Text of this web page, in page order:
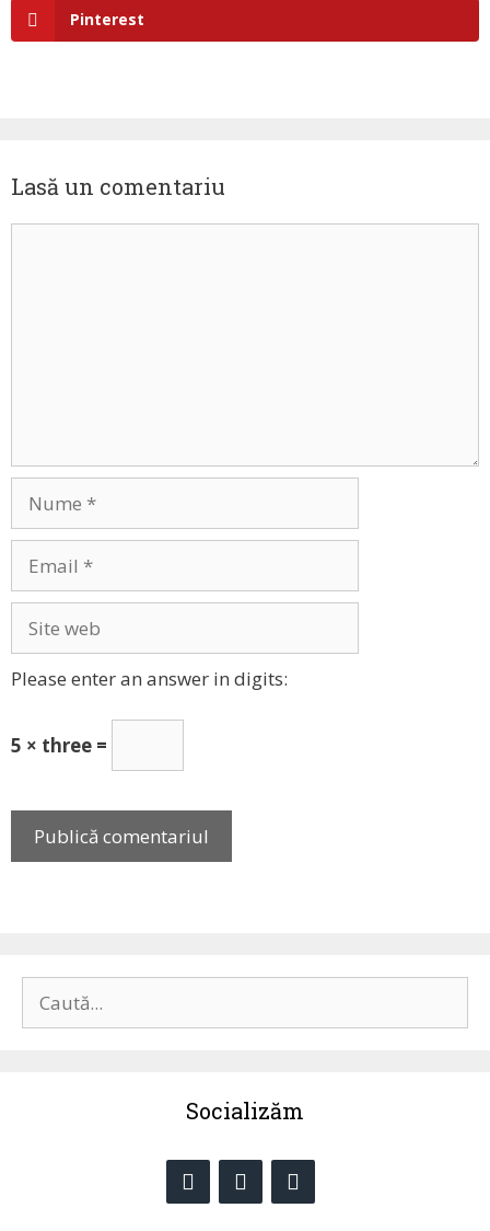
Pinterest
Lasă un comentariu
web
Please enter an answer in digits:
5 × three =
după:
Socializăm